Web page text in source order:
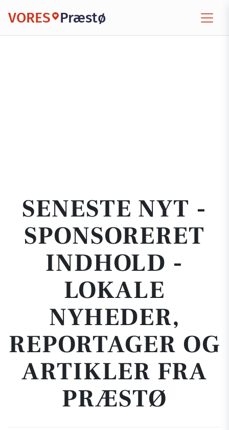
VORES Præstø
SENESTE NYT -
SPONSORERET
INDHOLD -
LOKALE
NYHEDER,
REPORTAGER OG
ARTIKLER FRA
PRÆSTØ